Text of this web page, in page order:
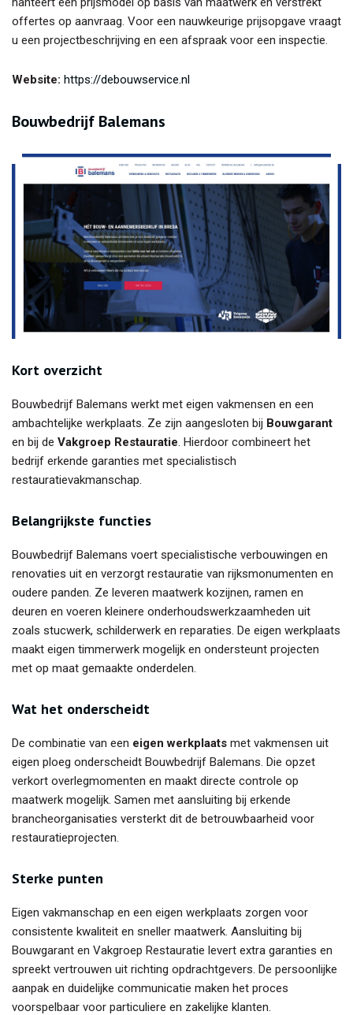
offertes op aanvraag. Voor een nauwkeurige prijsopgave vraagt
u een projectbeschrijving en een afspraak voor een inspectie.
Website: https://debouwservice.nl
Bouwbedrijf Balemans
Kort overzicht
Bouwbedrijf Balemans werkt met eigen vakmensen en een
ambachtelijke werkplaats. Ze zijn aangesloten bij Bouwgarant
en bij de Vakgroep Restauratie. Hierdoor combineert het
bedrijf erkende garanties met specialistisch
restauratievakmanschap.
Belangrijkste functies
Bouwbedrijf Balemans voert specialistische verbouwingen en
renovaties uit en verzorgt restauratie van rijksmonumenten en
oudere panden. Ze leveren maatwerk kozijnen, ramen en
deuren en voeren kleinere onderhoudswerkzaamheden uit
zoals stucwerk, schilderwerk en reparaties. De eigen werkplaats
maakt eigen timmerwerk mogelijk en ondersteunt projecten
met op maat gemaakte onderdelen.
Wat het onderscheidt
De combinatie van een eigen werkplaats met vakmensen uit
eigen ploeg onderscheidt Bouwbedrijf Balemans. Die opzet
verkort overlegmomenten en maakt directe controle op
maatwerk mogelijk. Samen met aansluiting bij erkende
brancheorganisaties versterkt dit de betrouwbaarheid voor
restauratieprojecten.
Sterke punten
Eigen vakmanschap en een eigen werkplaats zorgen voor
consistente kwaliteit en sneller maatwerk. Aansluiting bij
Bouwgarant en Vakgroep Restauratie levert extra garanties en
spreekt vertrouwen uit richting opdrachtgevers. De persoonlijke
aanpak en duidelijke communicatie maken het proces
voorspelbaar voor particuliere en zakelijke klanten.